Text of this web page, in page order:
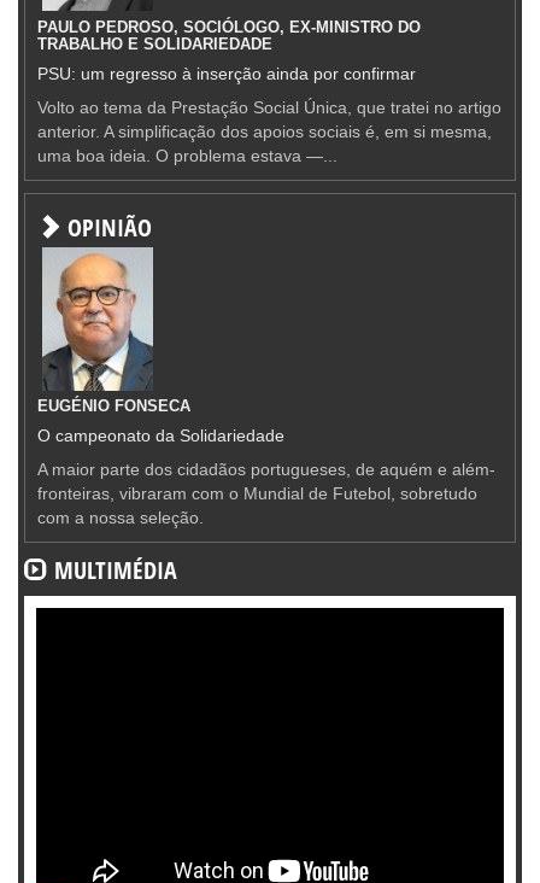
PAULO PEDROSO, SOCIÓLOGO, EX-MINISTRO DO
TRABALHO E SOLIDARIEDADE
PSU: um regresso à inserção ainda por confirmar
Volto ao tema da Prestação Social Única, que tratei no artigo
anterior. A simplificação dos apoios sociais é, em si mesma,
uma boa ideia. O problema estava —...
OPINIÃO
EUGÉNIO FONSECA
O campeonato da Solidariedade
A maior parte dos cidadãos portugueses, de aquém e além-
fronteiras, vibraram com o Mundial de Futebol, sobretudo
com a nossa seleção.
MULTIMÉDIA